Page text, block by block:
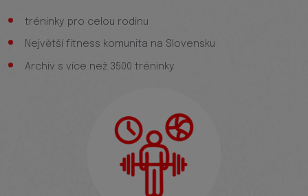
tréninky pro celou rodinu
Největší fitness komunita na Slovensku
Archiv s více než 3500 tréninky